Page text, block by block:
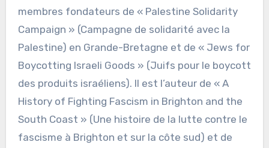
membres fondateurs de « Palestine Solidarity
Campaign » (Campagne de solidarité avec la
Palestine) en Grande-Bretagne et de « Jews for
Boycotting Israeli Goods » (Juifs pour le boycott
des produits israéliens). Il est l’auteur de « A
History of Fighting Fascism in Brighton and the
South Coast » (Une histoire de la lutte contre le
fascisme à Brighton et sur la côte sud) et de